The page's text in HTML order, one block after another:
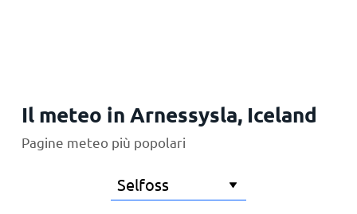
Il meteo in Arnessysla, Iceland
Pagine meteo più popolari